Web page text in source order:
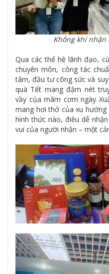
Không khí nhận
Qua các thế hệ lãnh đạo,
chuyên môn, công tác
tâm, đầu tư công sức và
quà Tết mang đậm nét
vầy của mâm cơm ngày
mang hơi thở của xu
hình thức nào, điều dễ
vui của người nhận – một